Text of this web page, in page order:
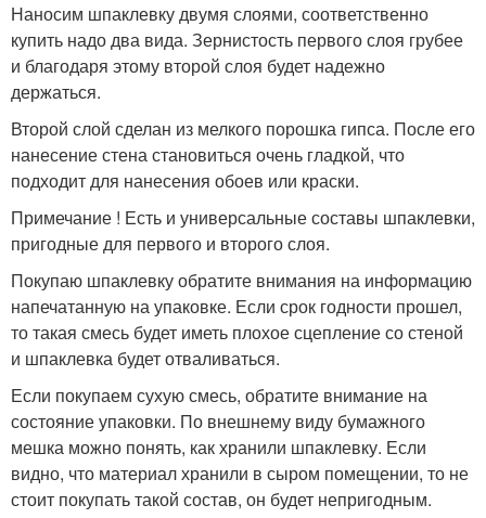
Наносим шпаклевку двумя слоями, соответственно
купить надо два вида. Зернистость первого слоя грубее
и благодаря этому второй слоя будет надежно
держаться.
Второй слой сделан из мелкого порошка гипса. После его
нанесение стена становиться очень гладкой, что
подходит для нанесения обоев или краски.
Примечание ! Есть и универсальные составы шпаклевки,
пригодные для первого и второго слоя.
Покупаю шпаклевку обратите внимания на информацию
напечатанную на упаковке. Если срок годности прошел,
то такая смесь будет иметь плохое сцепление со стеной
и шпаклевка будет отваливаться.
Если покупаем сухую смесь, обратите внимание на
состояние упаковки. По внешнему виду бумажного
мешка можно понять, как хранили шпаклевку. Если
видно, что материал хранили в сыром помещении, то не
стоит покупать такой состав, он будет непригодным.